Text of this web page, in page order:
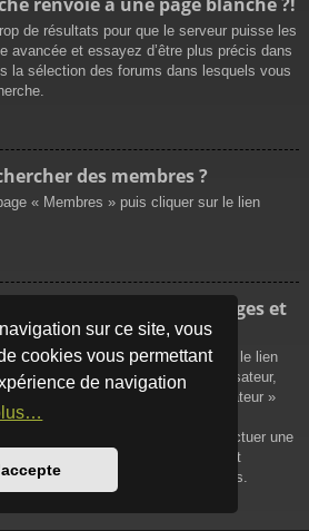
sur ce site, vous
cookies vous permettant
de navigation
de résultats pour que le serveur puisse les
avancée et essayez d’être plus précis dans
la sélection des forums dans lesquels vous
des membres ?
« Membres » puis cliquer sur le lien
mes propres messages et
être affichés soit en cliquant sur le lien
le panneau de contrôle de l’utilisateur,
les messages de l’utilisateur »
ou soit en cliquant sur le menu
supérieure du forum. Pour effectuer une
utilisez la recherche avancée et
les options qui vous sont disponibles.